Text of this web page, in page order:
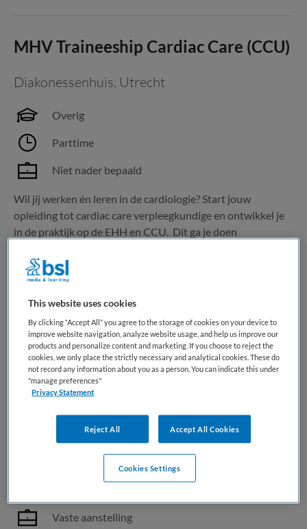
MHV Traineeship Cardiac Care (CCU)
Diakonessenhuis, Utrecht
Overig
Parttime
Niet nader bepaald
Wil jij werken én leren in de cardiologie? Start jouw
opleiding tot cardiac care verpleegkundige en ontwikkel je
in de praktijk op de EHH en CCU. Dit ga je doen
opleiding van 13-15 maanden waarin je werken en...
Bekijk vacature
Verpleegkundige Klinieken
Amstelveen
GGZ inGeest,Amstelveen
Vaste aanstelling
This website uses cookies
By clicking “Accept All” you agree to the storage of cookies on your device to
improve website navigation, analyze website usage, and help us improve our
products and personalize content and marketing. If you choose to reject the
cookies, we only place the strictly necessary and analytical cookies. These do
not record any information about you as a person. You can indicate this under
"manage preferences"
Privacy Statement
Reject All Accept All Cookies
Cookies Settings